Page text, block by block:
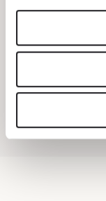
helst från cookie-
Vi använder
för sociala
vidarebefordrar
information från
annons- och